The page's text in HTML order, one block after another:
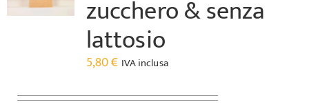
zucchero & senza
lattosio
5,80€ IVA inclusa